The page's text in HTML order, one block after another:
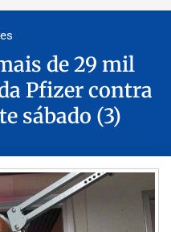
de 29 mil
Pfizer contra
sábado (3)